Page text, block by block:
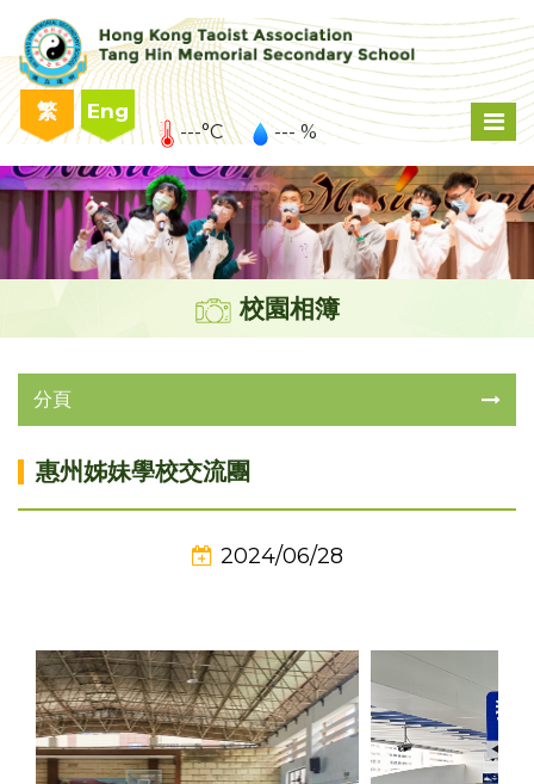
繁 Eng
---°C --- %
校園相簿
分頁
惠州姊妹學校交流團
2024/06/28